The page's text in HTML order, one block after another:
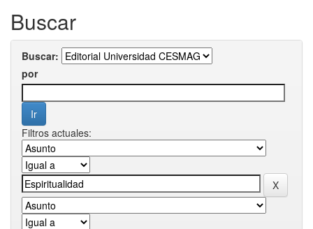
Buscar
Buscar:
por
Filtros actuales: